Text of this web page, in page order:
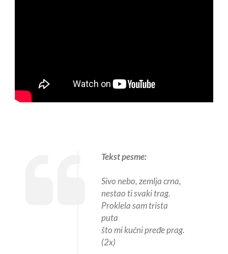
Tekst pesme:
Sivo nebo, zemlja crna,
nestao ti svaki trag.
Proklela sam trista
puta
što mi kućni pređe prag.
(2x)